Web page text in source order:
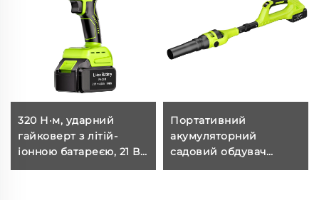
320 Н·м, ударний
гайковерт з літій-
іонною батареєю, 21 В,
акумуляторний
Портативний
акумуляторний
садовий обдувач
FEIHU 21В з